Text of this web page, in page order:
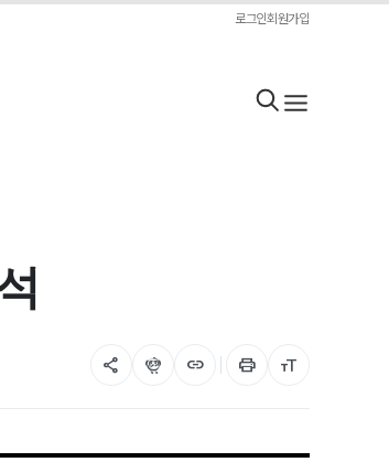
로그인회원가입
share flutter_dash link print format_size